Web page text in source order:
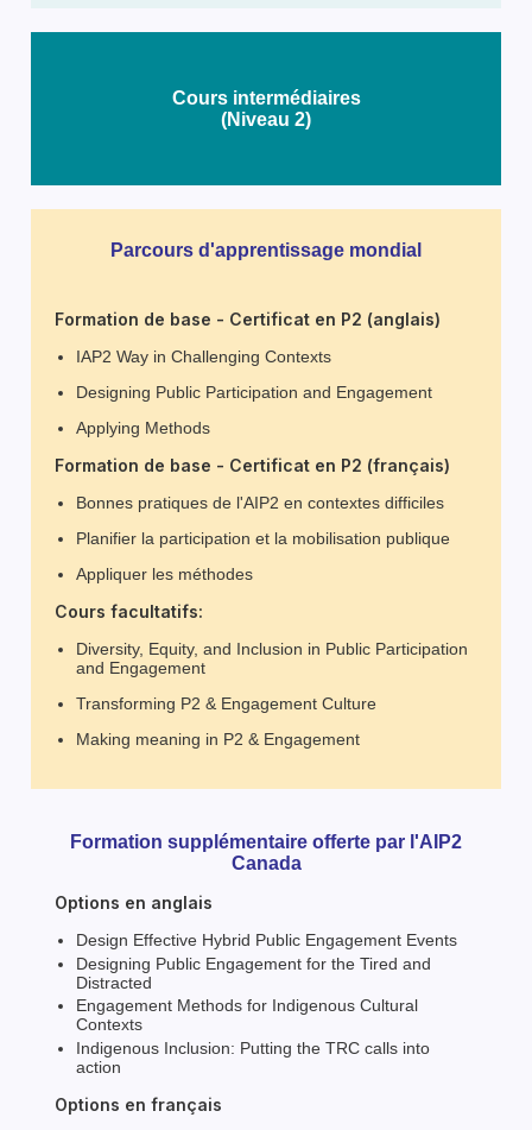
Cours intermédiaires
(Niveau 2)
Parcours d'apprentissage mondial
Formation de base - Certificat en P2 (anglais)
IAP2 Way in Challenging Contexts
Designing Public Participation and Engagement
Applying Methods
Formation de base - Certificat en P2 (français)
Bonnes pratiques de l'AIP2 en contextes difficiles
Planifier la participation et la mobilisation publique
Appliquer les méthodes
Cours facultatifs:
Diversity, Equity, and Inclusion in Public Participation
and Engagement
Transforming P2 & Engagement Culture
Making meaning in P2 & Engagement
Formation supplémentaire offerte par l'AIP2
Canada
Options en anglais
Design Effective Hybrid Public Engagement Events
Designing Public Engagement for the Tired and
Distracted
Engagement Methods for Indigenous Cultural
Contexts
Indigenous Inclusion: Putting the TRC calls into
action
Options en français